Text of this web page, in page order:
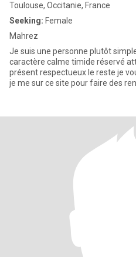
Toulouse, Occitanie, France
Seeking: Female
Mahrez
Je suis une personne plutôt simple qui aime la simplicité
caractère calme timide réservé
présent respectueux le reste je
je me sur ce site pour faire des